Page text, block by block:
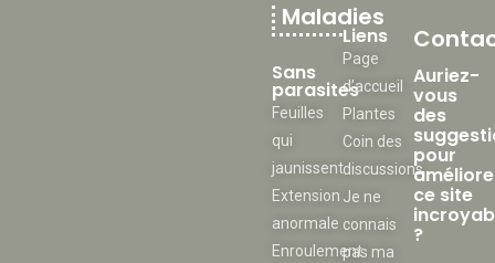
Maladies
Sans
parasites
Feuilles
qui
jaunissent
Extension
anormale
Enroulement
Liens
Page
d’accueil
Plantes
Coin des
discussions
Je ne
connais
pas ma
Auriez-
vous
des
pour
ce site
?